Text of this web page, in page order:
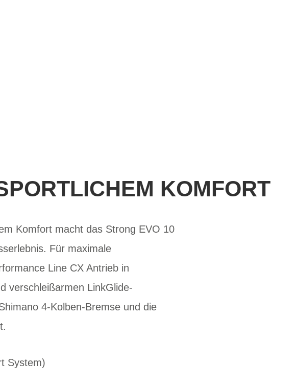
KOMFORT
Komfort macht das Strong EVO 10
Für maximale
Line CX Antrieb in
verschleißarmen LinkGlide-
4-Kolben-Bremse und die
System)